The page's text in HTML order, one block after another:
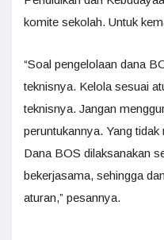
komite sekolah. Untuk
“Soal pengelolaan dana
teknisnya. Kelola sesuai
teknisnya. Jangan
peruntukannya. Yang
Dana BOS dilaksanakan
bekerjasama, sehingga
aturan,” pesannya.